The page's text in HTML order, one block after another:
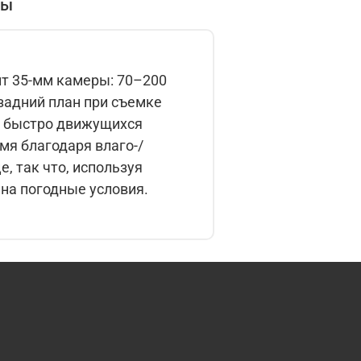
35-мм камеры: 70–200
план при съемке
быстро движущихся
благодаря влаго-/
так что, используя
погодные условия.